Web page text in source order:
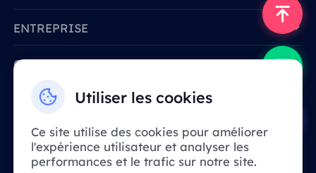
Utiliser les cookies
Ce site utilise des cookies pour améliorer
l'expérience utilisateur et analyser les
performances et le trafic sur notre site.
ENTREPRISE
Contactez-nous
Email: support@smartproxy.org
Français